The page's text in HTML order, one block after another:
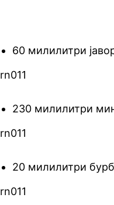
60 милилитри
rn011
230 милилитри
rn011
20 милилитри
rn011